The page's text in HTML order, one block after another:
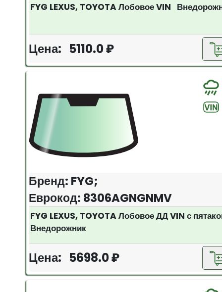
FYG LEXUS, TOYOTA Лобовое VIN
Цена: 5110.0 ₽
Бренд: FYG;
Еврокод: 8306AGNGNMV
FYG LEXUS, TOYOTA Лобовое ДД VIN с
Внедорожник
Цена: 5698.0 ₽